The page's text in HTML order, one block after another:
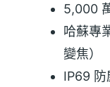
5,000
哈蘇專
變焦）
IP69 防